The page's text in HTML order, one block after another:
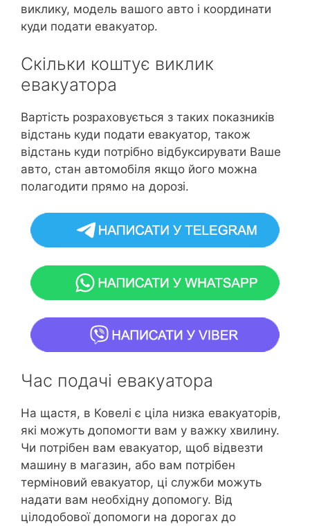
виклику, модель вашого авто і координати
куди подати евакуатор.
Скільки коштує виклик
евакуатора
Вартість розраховується з таких показників
відстань куди подати евакуатор, також
відстань куди потрібно відбуксирувати Ваше
авто, стан автомобіля якщо його можна
полагодити прямо на дорозі.
Час подачі евакуатора
На щастя, в Ковелі є ціла низка евакуаторів,
які можуть допомогти вам у важку хвилину.
Чи потрібен вам евакуатор, щоб відвезти
машину в магазин, або вам потрібен
терміновий евакуатор, ці служби можуть
надати вам необхідну допомогу. Від
цілодобової допомоги на дорогах до